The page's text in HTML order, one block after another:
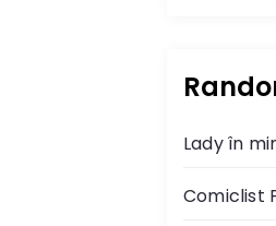
Lady în
Comiclist